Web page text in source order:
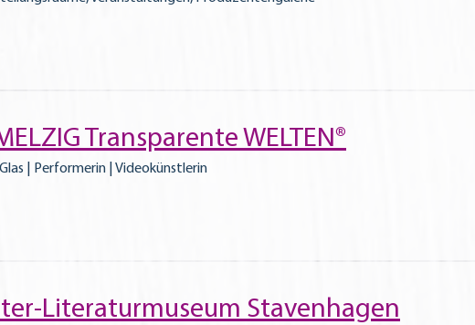
Transparente WELTEN®
| Performerin | Videokünstlerin
Literaturmuseum Stavenhagen